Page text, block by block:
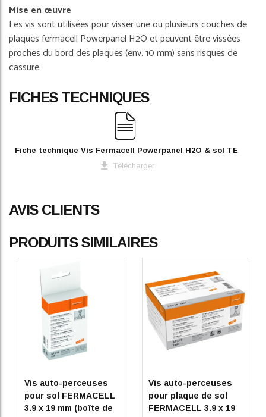
Mise en œuvre
Les vis sont utilisées pour visser une ou plusieurs couches de
plaques fermacell Powerpanel H2O et peuvent être vissées
proches du bord des plaques (env. 10 mm) sans risques de
cassure.
FICHES TECHNIQUES
Fiche technique Vis Fermacell Powerpanel H2O & sol TE
Télécharger
AVIS CLIENTS
PRODUITS SIMILAIRES
Vis auto-perceuses
pour sol FERMACELL
3.9 x 19 mm (boîte de
Vis auto-perceuses
pour plaque de sol
FERMACELL 3.9 x 19